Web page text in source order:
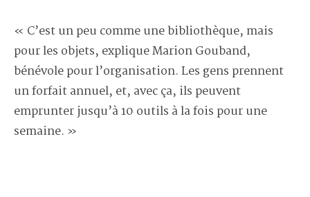
« C’est un peu comme une bibliothèque, mais
pour les objets, explique Marion Gouband,
bénévole pour l’organisation. Les gens prennent
un forfait annuel, et, avec ça, ils peuvent
emprunter jusqu’à 10 outils à la fois pour une
semaine. »